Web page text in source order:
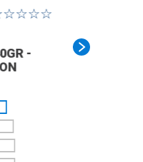
☆☆☆☆
-